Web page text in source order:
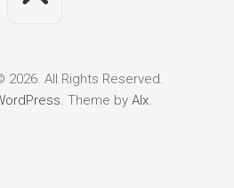
All Rights Reserved.
. Theme by Alx.